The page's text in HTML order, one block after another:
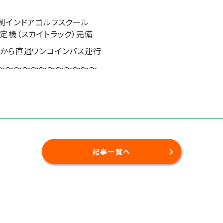
ンドアゴルフスクール
（スカイトラック）完備
ら直通ワンコインバス運行
～～～～～～～～～～～
記事一覧へ